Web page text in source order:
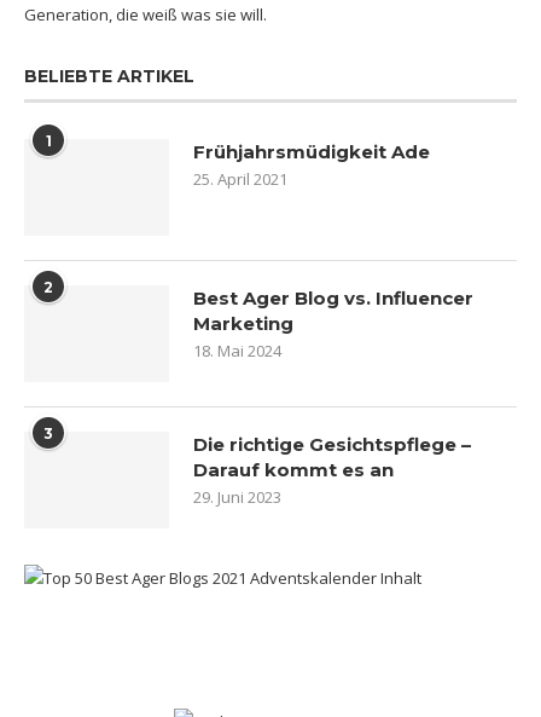
Generation, die weiß was sie will.
BELIEBTE ARTIKEL
1 Frühjahrsmüdigkeit Ade
25. April 2021
2
Best Ager Blog vs. Influencer
Marketing
18. Mai 2024
3
Die richtige Gesichtspflege –
Darauf kommt es an
29. Juni 2023